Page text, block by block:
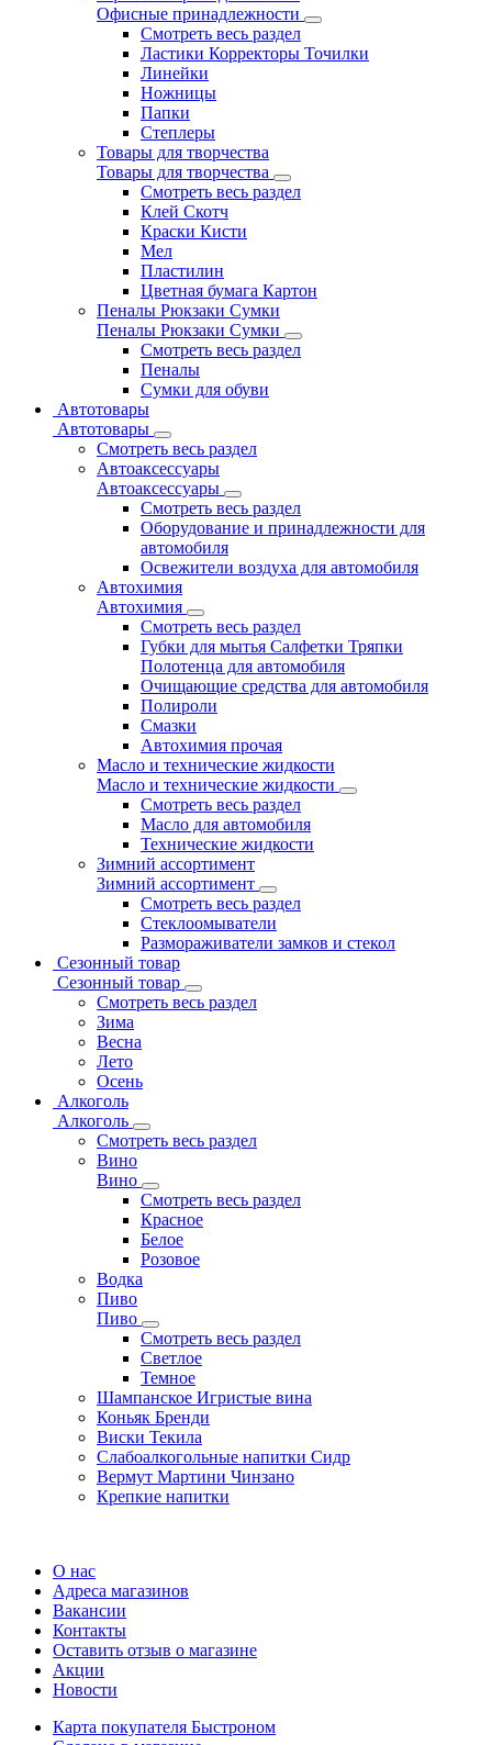
Офисные принадлежности
Смотреть весь раздел
Ластики Корректоры Точилки
Линейки
Ножницы
Папки
Степлеры
Товары для творчества
Товары для творчества
Смотреть весь раздел
Клей Скотч
Краски Кисти
Мел
Пластилин
Цветная бумага Картон
Пеналы Рюкзаки Сумки
Пеналы Рюкзаки Сумки
Смотреть весь раздел
Пеналы
Сумки для обуви
Автотовары
Автотовары
Смотреть весь раздел
Автоаксессуары
Автоаксессуары
Смотреть весь раздел
Оборудование и принадлежности для
автомобиля
Освежители воздуха для автомобиля
Автохимия
Автохимия
Смотреть весь раздел
Губки для мытья Салфетки Тряпки
Полотенца для автомобиля
Очищающие средства для автомобиля
Полироли
Смазки
Автохимия прочая
Масло и технические жидкости
Масло и технические жидкости
Смотреть весь раздел
Масло для автомобиля
Технические жидкости
Зимний ассортимент
Зимний ассортимент
Смотреть весь раздел
Стеклоомыватели
Размораживатели замков и стекол
Сезонный товар
Сезонный товар
Смотреть весь раздел
Зима
Весна
Лето
Осень
Алкоголь
Алкоголь
Смотреть весь раздел
Вино
Вино
Смотреть весь раздел
Красное
Белое
Розовое
Водка
Пиво
Пиво
Смотреть весь раздел
Cветлое
Темное
Шампанское Игристые вина
Коньяк Бренди
Виски Текила
Слабоалкогольные напитки Сидр
Вермут Мартини Чинзано
Крепкие напитки
О нас
Адреса магазинов
Вакансии
Контакты
Оставить отзыв о магазине
Акции
Новости
Карта покупателя Быстроном